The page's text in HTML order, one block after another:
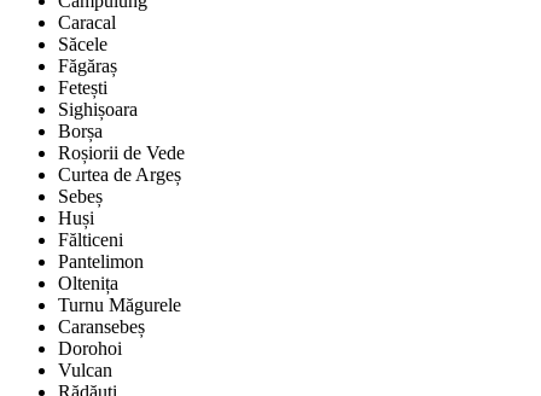
Caracal
Săcele
Făgăraș
Fetești
Sighișoara
Borșa
Roșiorii de Vede
Curtea de Argeș
Sebeș
Huși
Fălticeni
Pantelimon
Oltenița
Turnu Măgurele
Caransebeș
Dorohoi
Vulcan